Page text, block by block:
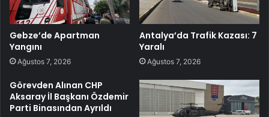
Gebze’de Apartman
Yangını
Ağustos 7, 2026
Antalya’da Trafik Kazası: 7
Yaralı
Ağustos 7, 2026
Görevden Alınan CHP
Aksaray İl Başkanı Özdemir
Parti Binasından Ayrıldı